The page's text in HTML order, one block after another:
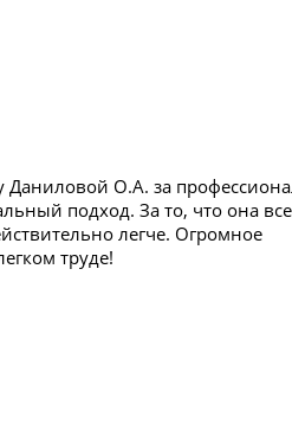
Даниловой О.А. за
подход. За то, что она
легче. Огромное
труде!